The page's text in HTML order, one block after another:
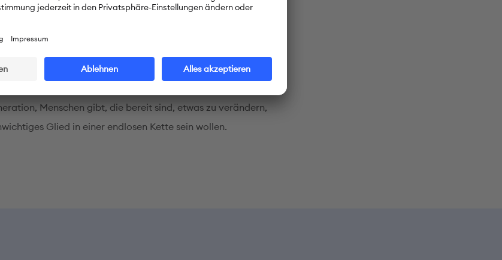
alle jungen Menschen auf der ganzen Welt auszeichnet, ist
Menschen gibt, die bereit sind, etwas zu verändern,
Glied in einer endlosen Kette sein wollen.